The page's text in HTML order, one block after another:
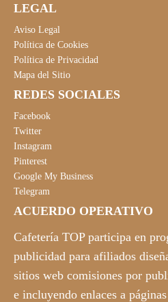
LEGAL
Aviso Legal
Política de Cookies
Política de Privacidad
Mapa del Sitio
REDES SOCIALES
Facebook
Twitter
Instagram
Pinterest
Google My Business
Telegram
ACUERDO OPERATIVO
Cafetería TOP participa en
publicidad para afiliados
sitios web comisiones por
e incluyendo enlaces a